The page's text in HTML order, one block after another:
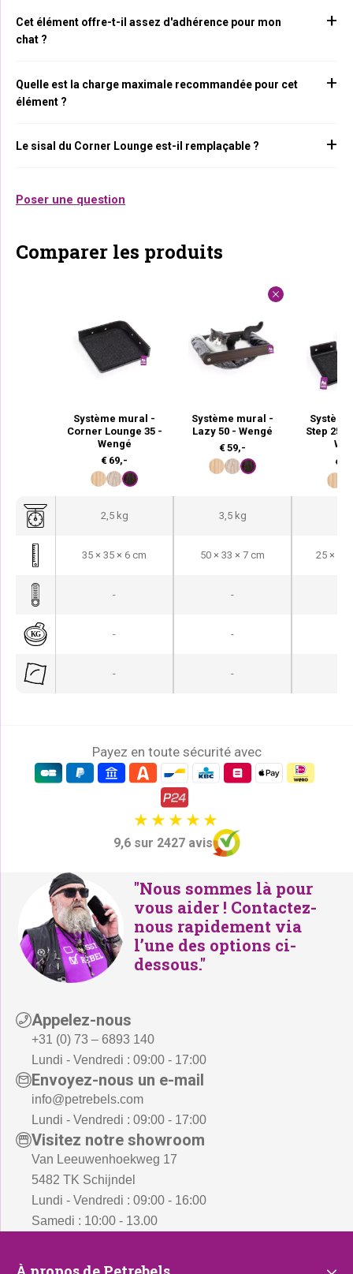
Cet élément offre-t-il assez d'adhérence pour mon
chat ?
Quelle est la charge maximale recommandée pour cet
élément ?
Le sisal du Corner Lounge est-il remplaçable ?
Poser une question
Comparer les produits
Système mural -
Corner Lounge 35 -
Wengé
€ 69,-
Système mural -
Lazy 50 - Wengé
€59,-
Step 25 -
€
2,5 kg 3,5 kg
35 × 35 × 6 cm 50 × 33 × 7 cm 25 × 15
- -
- -
- -
Payez en toute sécurité avec
9,6 sur 2427 avis
"Nous sommes là pour
vous aider ! Contactez-
nous rapidement via
l’une des options ci-
dessous."
Appelez-nous
+31 (0) 73 – 6893 140
Lundi - Vendredi : 09:00 - 17:00
Envoyez-nous un e-mail
info@petrebels.com
Lundi - Vendredi : 09:00 - 17:00
Visitez notre showroom
Van Leeuwenhoekweg 17
5482 TK Schijndel
Lundi - Vendredi : 09:00 - 16:00
Samedi : 10:00 - 13.00